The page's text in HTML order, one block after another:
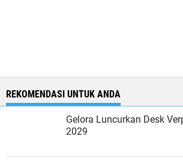
REKOMENDASI UNTUK ANDA
Gelora Luncurkan Desk
2029